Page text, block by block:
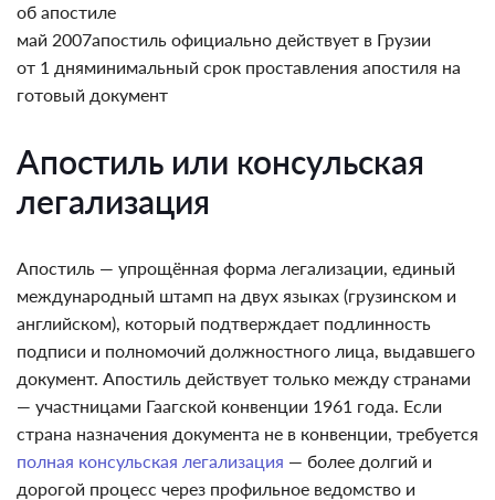
об апостиле
май 2007апостиль официально действует в Грузии
от 1 дняминимальный срок проставления апостиля на
готовый документ
Апостиль или консульская
легализация
Апостиль — упрощённая форма легализации, единый
международный штамп на двух языках (грузинском и
английском), который подтверждает подлинность
подписи и полномочий должностного лица, выдавшего
документ. Апостиль действует только между странами
— участницами Гаагской конвенции 1961 года. Если
страна назначения документа не в конвенции, требуется
полная консульская легализация — более долгий и
дорогой процесс через профильное ведомство и